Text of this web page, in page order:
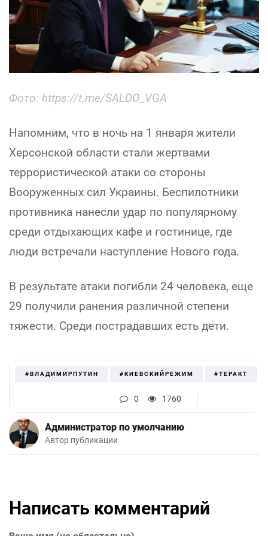
Фото: https://t.me/SALDO_VGA
Напомним, что в ночь на 1 января жители
Херсонской области стали жертвами
террористической атаки со стороны
Вооруженных сил Украины. Беспилотники
противника нанесли удар по популярному
среди отдыхающих кафе и гостинице, где
люди встречали наступление Нового года.
В результате атаки погибли 24 человека, еще
29 получили ранения различной степени
тяжести. Среди пострадавших есть дети.
#ВЛАДИМИРПУТИН #КИЕВСКИЙРЕЖИМ #ТЕРАКТ
0 1760
Администратор по умолчанию
Автор публикации
Написать комментарий